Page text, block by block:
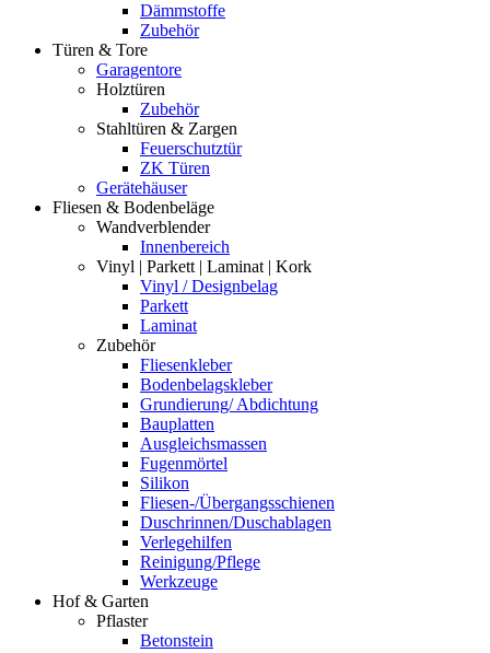
Dämmstoffe
Zubehör
Türen & Tore
Garagentore
Holztüren
Zubehör
Stahltüren & Zargen
Feuerschutztür
ZK Türen
Gerätehäuser
Fliesen & Bodenbeläge
Wandverblender
Innenbereich
Vinyl | Parkett | Laminat | Kork
Vinyl / Designbelag
Parkett
Laminat
Zubehör
Fliesenkleber
Bodenbelagskleber
Grundierung/ Abdichtung
Bauplatten
Ausgleichsmassen
Fugenmörtel
Silikon
Fliesen-/Übergangsschienen
Duschrinnen/Duschablagen
Verlegehilfen
Reinigung/Pflege
Werkzeuge
Hof & Garten
Pflaster
Betonstein